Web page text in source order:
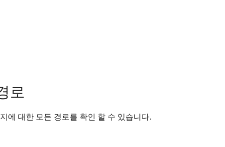
로
에 대한 모든 경로를 확인 할 수 있습니다.